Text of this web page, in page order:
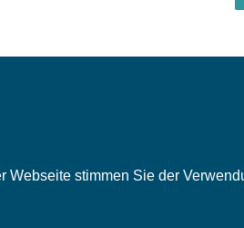
stimmen Sie der